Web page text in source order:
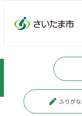
ふりがな
市政情報
特定技能制度